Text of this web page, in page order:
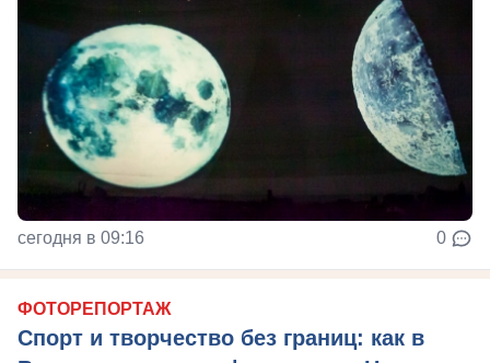
сегодня в 09:16 0
ФОТОРЕПОРТАЖ
Спорт и творчество без границ: как в